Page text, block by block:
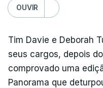
OUVIR
Tim Davie e Deborah
seus cargos, depois do
comprovado uma
Panorama que